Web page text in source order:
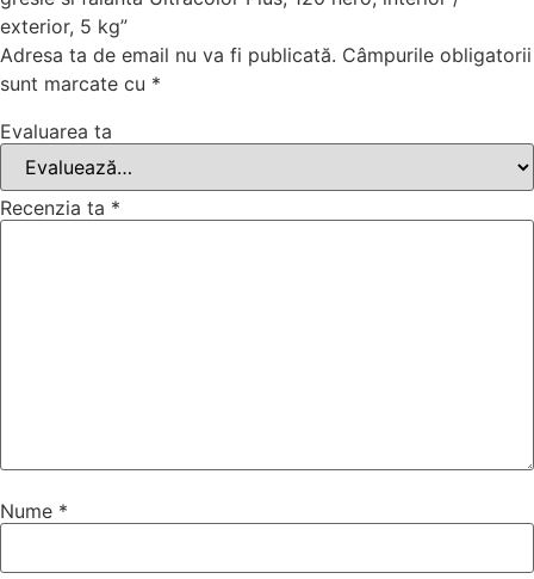
exterior, 5 kg”
Adresa ta de email nu va fi publicată. Câmpurile obligatorii
sunt marcate cu *
Evaluarea ta
Recenzia ta *
Nume *